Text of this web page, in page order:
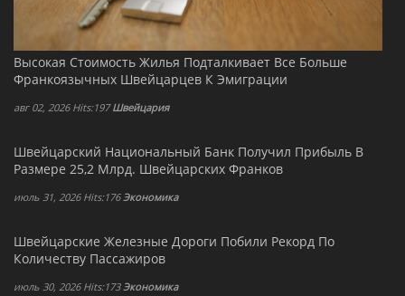
Высокая Стоимость Жилья Подталкивает Все Больше
Франкоязычных Швейцарцев К Эмиграции
авг 02, 2026 Hits:197Швейцария
Швейцарский Национальный Банк Получил Прибыль В
Размере 25,2 Млрд. Швейцарских Франков
июль 31, 2026 Hits:176Экономика
Швейцарские Железные Дороги Побили Рекорд По
Количеству Пассажиров
июль 30, 2026 Hits:173Экономика